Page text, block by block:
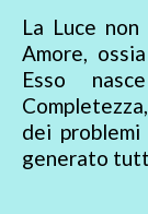
La Luce
Amore, ossia
Esso
dei problemi
generato